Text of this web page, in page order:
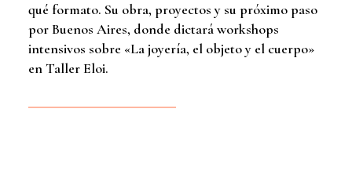
qué formato. Su obra, proyectos y su próximo paso
por Buenos Aires, donde dictará workshops
intensivos sobre «La joyería, el objeto y el cuerpo»
en Taller Eloi.